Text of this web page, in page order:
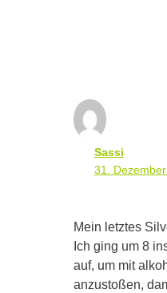
Sassi
31.
Mein letztes
Ich ging um 8
auf, um mit
anzustoßen,